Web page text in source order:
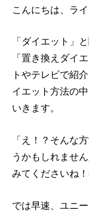
こんにちは、ラ
「ダイエット」
「置き換えダイ
トやテレビで紹
イエット方法の
いきます。
「え！？そんな
うかもしれませ
みてくださいね
では早速、ユニ